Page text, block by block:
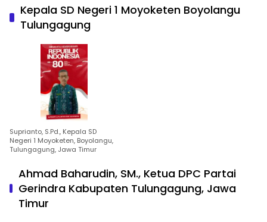
Kepala SD Negeri 1 Moyoketen Boyolangu
Tulungagung
Suprianto, S.Pd., Kepala SD
Negeri 1 Moyoketen, Boyolangu,
Tulungagung, Jawa Timur
Ahmad Baharudin, SM., Ketua DPC Partai
Gerindra Kabupaten Tulungagung, Jawa
Timur